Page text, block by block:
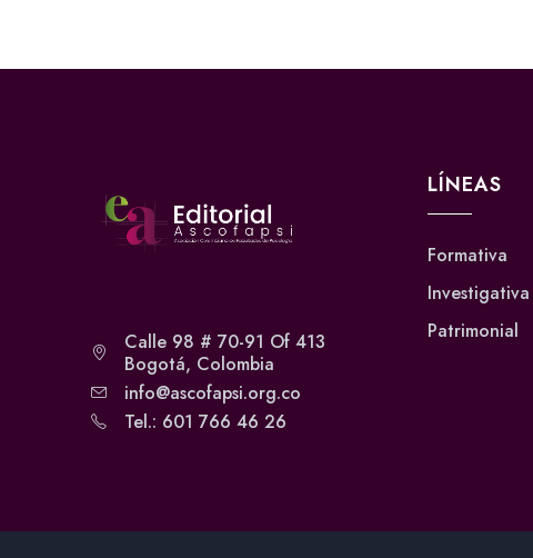
Calle 98 # 70-91 Of 413
Bogotá, Colombia
info@ascofapsi.org.co
Tel.: 601 766 46 26
LÍNEAS
Formativa
Investigativa
Patrimonial